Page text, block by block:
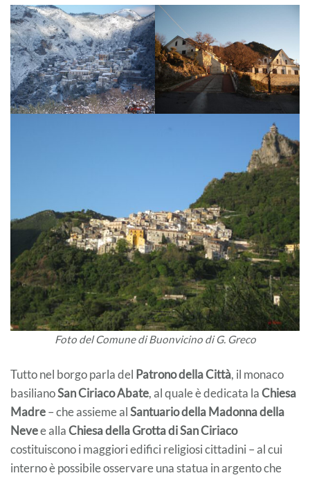
Foto del Comune di Buonvicino di G. Greco
Tutto nel borgo parla del Patrono della Città, il monaco
basilianoSan Ciriaco Abate, al quale è dedicata laChiesa
Madre– che assieme alSantuario della Madonna della
Nevee allaChiesa della Grotta di San Ciriaco
costituiscono i maggiori edifici religiosi cittadini – al cui
interno è possibile osservare una statua in argento che